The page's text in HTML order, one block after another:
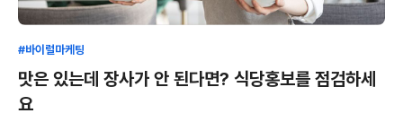
#바이럴마케팅
맛은 있는데 장사가 안 된다면? 식당홍보를 점검하세
요